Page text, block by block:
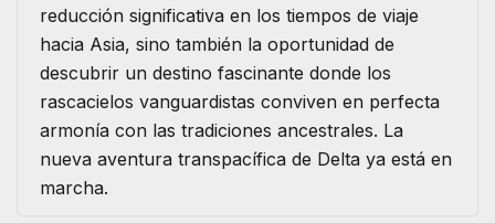
reducción significativa en los tiempos de viaje
hacia Asia, sino también la oportunidad de
descubrir un destino fascinante donde los
rascacielos vanguardistas conviven en perfecta
armonía con las tradiciones ancestrales. La
nueva aventura transpacífica de Delta ya está en
marcha.